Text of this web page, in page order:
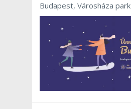
Budapest, Városháza park